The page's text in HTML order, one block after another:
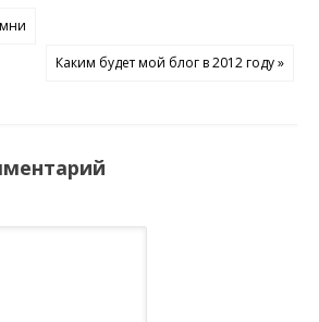
Каким будет мой блог в 2012 году »